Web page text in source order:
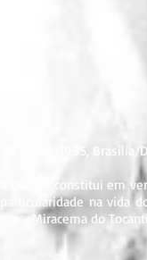
58 p., abr. 1995, Brasília/
que se constitui em
na vida
- Miracema do